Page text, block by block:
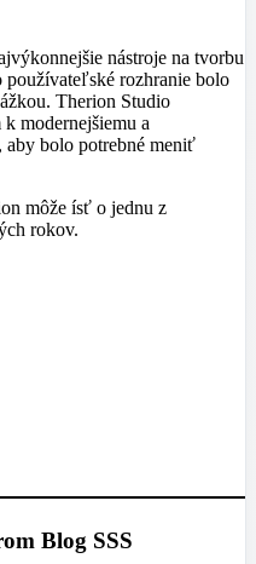
nástroje na tvorbu
rozhranie bolo
Therion Studio
modernejšiemu a
aby bolo potrebné meniť
môže ísť o jednu z
rokov.
Blog SSS